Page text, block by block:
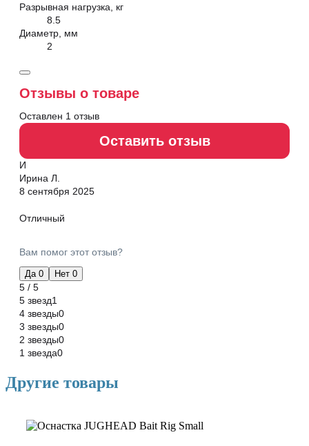
Разрывная нагрузка, кг
8.5
Диаметр, мм
2
Отзывы о товаре
Оставлен 1 отзыв
Оставить отзыв
И
Ирина Л.
8 сентября 2025
Отличный
Вам помог этот отзыв?
Да 0 Нет 0
5 / 5
5 звезд1
4 звезды0
3 звезды0
2 звезды0
1 звезда0
Другие товары